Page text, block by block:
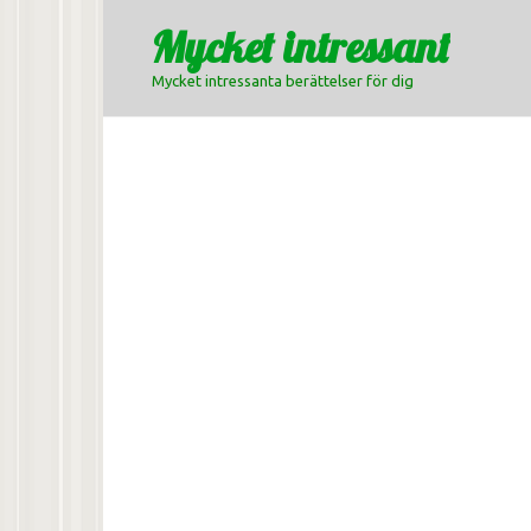
Mycket intressant
Mycket intressanta berättelser för dig